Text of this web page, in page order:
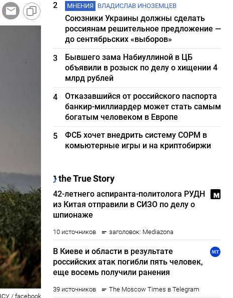
/ facebook
2
МНЕНИЯ ВЛАДИСЛАВ ИНОЗЕМЦЕВ
Союзники Украины должны сделать
россиянам решительное предложение —
до сентябрьских «выборов»
3
Бывшего зама Набиуллиной в ЦБ
объявили в розыск по делу о хищении 4
млрд рублей
4
Отказавшийся от российского паспорта
банкир-миллиардер может стать самым
богатым человеком в Европе
5
ФСБ хочет внедрить систему СОРМ в
комьютерные игры и на криптобиржи